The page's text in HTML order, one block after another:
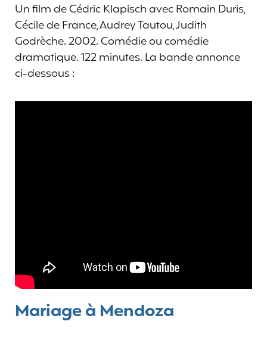
Un film de Cédric Klapisch avec Romain Duris,
Cécile de France, Audrey Tautou, Judith
Godrèche. 2002. Comédie ou comédie
dramatique. 122 minutes. La bande annonce
ci-dessous :
Mariage à Mendoza